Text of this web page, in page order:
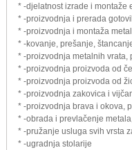
* -djelatnost izrade i montaže
* -proizvodnja i prerada
* -proizvodnja i montaža
* -kovanje, prešanje,
* -proizvodnja metalnih vrata,
* -proizvodnja proizvoda od
* -proizvodnja proizvoda od
* -proizvodnja zakovica i
* -proizvodnja brava i okova,
* -obrada i prevlačenje
* -pružanje usluga svih vrsta
* -ugradnja stolarije